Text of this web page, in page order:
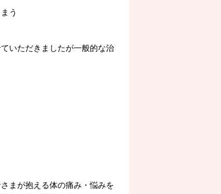
う
いただきましたが一般的な治
まが抱える体の痛み・悩みを